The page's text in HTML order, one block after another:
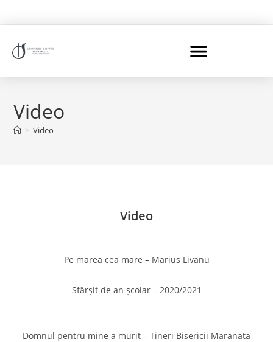
Video
> Video
Video
Pe marea cea mare – Marius Livanu
Sfârșit de an școlar – 2020/2021
Domnul pentru mine a murit – Tineri Bisericii Maranata